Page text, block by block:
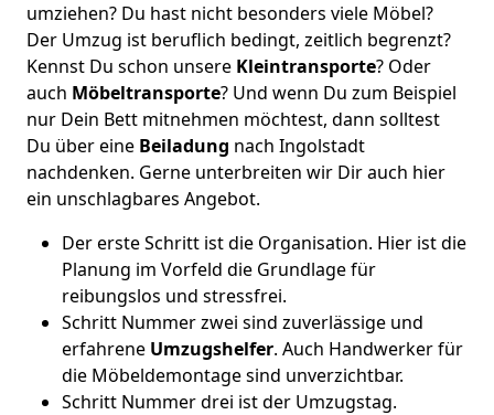
umziehen? Du hast nicht besonders viele Möbel?
Der Umzug ist beruflich bedingt, zeitlich begrenzt?
Kennst Du schon unsere Kleintransporte? Oder
auch Möbeltransporte? Und wenn Du zum Beispiel
nur Dein Bett mitnehmen möchtest, dann solltest
Du über eine Beiladung nach Ingolstadt
nachdenken. Gerne unterbreiten wir Dir auch hier
ein unschlagbares Angebot.
Der erste Schritt ist die Organisation. Hier ist die
Planung im Vorfeld die Grundlage für
reibungslos und stressfrei.
Schritt Nummer zwei sind zuverlässige und
erfahrene Umzugshelfer. Auch Handwerker für
die Möbeldemontage sind unverzichtbar.
Schritt Nummer drei ist der Umzugstag.